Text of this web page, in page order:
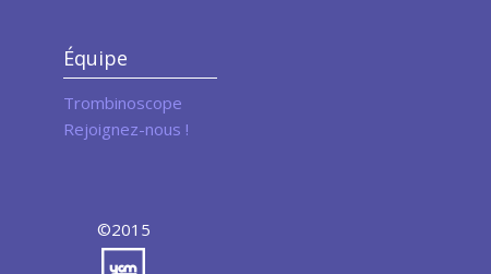
Équipe
Trombinoscope
Rejoignez-nous !
©2015